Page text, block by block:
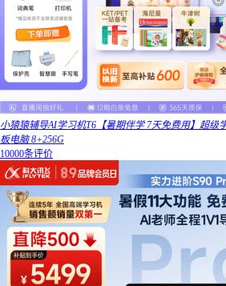
小猿猿辅导AI学习机T6【暑期伴学 7天免费用】超级
板电脑 8+256G
10000条评价